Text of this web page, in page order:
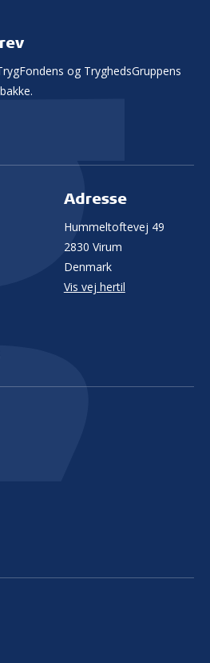
og TryghedsGruppens
Adresse
Hummeltoftevej 49
2830 Virum
Denmark
Vis vej hertil